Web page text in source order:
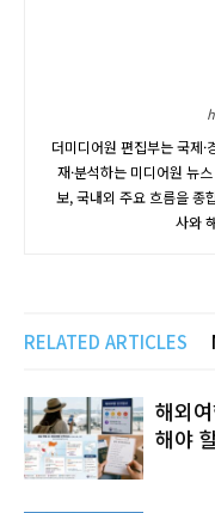
더미디어원 편집부는 국제·
재·분석하는 미디어원 뉴
보, 국내외 주요 흐름을 종
사와
RELATED ARTICLES
해외
해야